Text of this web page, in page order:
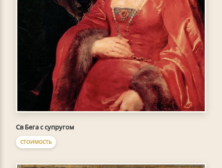
Св Бега с супругом
СТОИМОСТЬ